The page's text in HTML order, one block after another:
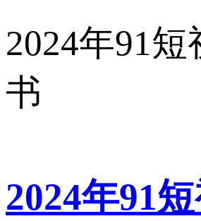
2024年91
书
2024年91